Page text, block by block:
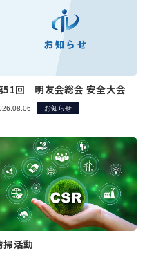
51回 明友会総会 安全大会
お知らせ
掃活動